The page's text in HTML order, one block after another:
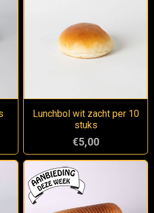
Lunchbol wit zacht per 10
stuks
€5,00